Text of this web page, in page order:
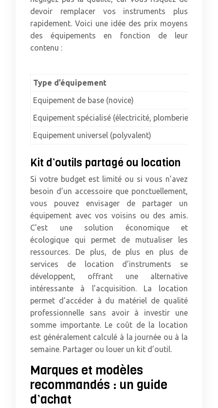
devoir remplacer vos instruments plus
rapidement. Voici une idée des prix moyens
des équipements en fonction de leur
contenu :
Type d’équipement
Equipement de base (novice)
Equipement spécialisé (électricité, plomberie)
Equipement universel (polyvalent)
Kit d’outils partagé ou location
Si votre budget est limité ou si vous n’avez
besoin d’un accessoire que ponctuellement,
vous pouvez envisager de partager un
équipement avec vos voisins ou des amis.
C’est une solution économique et
écologique qui permet de mutualiser les
ressources. De plus, de plus en plus de
services de location d’instruments se
développent, offrant une alternative
intéressante à l’acquisition. La location
permet d’accéder à du matériel de qualité
professionnelle sans avoir à investir une
somme importante. Le coût de la location
est généralement calculé à la journée ou à la
semaine. Partager ou louer un kit d’outil.
Marques et modèles
recommandés : un guide
d’achat